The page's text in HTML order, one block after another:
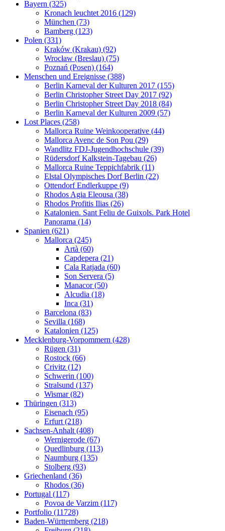
Bayern (325)
Kronach leuchtet 2016 (129)
München (73)
Bamberg (123)
Polen (331)
Kraków (Krakau) (92)
Wrocław (Breslau) (75)
Poznań (Posen) (164)
Menschen und Ereignisse (388)
Berlin Karneval der Kulturen 2017 (155)
Berlin Christopher Street Day 2017 (92)
Berlin Christopher Street Day 2018 (84)
Berlin Karneval der Kulturen 2009 (57)
Lost Places (258)
Mallorca Ruine Weinkooperative (44)
Mallorca Avenc de Son Pou (29)
Wandlitz FDJ-Jugendhochschule (39)
Rüdersdorf Kalkstein-Tagebau (26)
Mallorca Ruine Teppichfabrik (11)
Elstal Olympisches Dorf Berlin (22)
Ottendorf Endlerkuppe (9)
Rhodos Agia Eleousa (38)
Rhodos Profitis Ilias (26)
Katalonien. Sant Feliu de Guixols. Park Hotel
Panorama (14)
Spanien (621)
Mallorca (245)
Artà (60)
Capdepera (21)
Cala Ratjada (60)
Son Servera (5)
Manacor (50)
Alcudia (18)
Inca (31)
Barcelona (83)
Sevilla (168)
Katalonien (125)
Mecklenburg-Vorpommern (428)
Rügen (31)
Rostock (66)
Crivitz (12)
Schwerin (100)
Stralsund (137)
Wismar (82)
Thüringen (313)
Eisenach (95)
Erfurt (218)
Sachsen-Anhalt (408)
Wernigerode (67)
Quedlinburg (113)
Naumburg (135)
Stolberg (93)
Griechenland (36)
Rhodos (36)
Portugal (117)
Povoa de Varzim (117)
Portfolio (11728)
Baden-Württemberg (218)